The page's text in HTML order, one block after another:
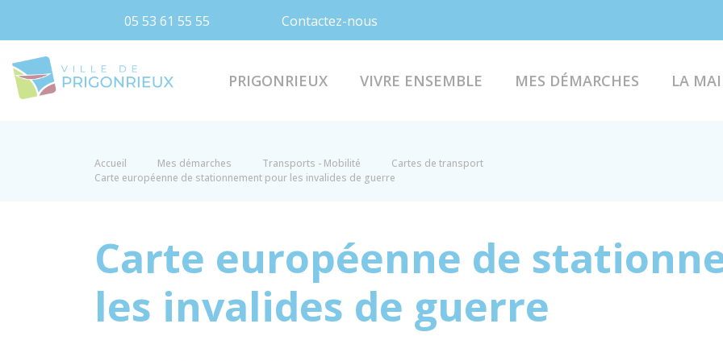
05 53 61 55 55 Contactez-nous
PRIGONRIEUX VIVRE ENSEMBLE MES DÉMARCHES LA
Accueil Mes démarches Transports - Mobilité
Cartes de transport
Carte européenne de stationnement pour les invalides de guerre
Carte européenne de
les invalides de guerre